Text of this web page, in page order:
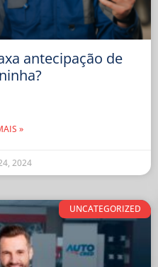
antecipação de
»
2024
UNCATEGORIZED